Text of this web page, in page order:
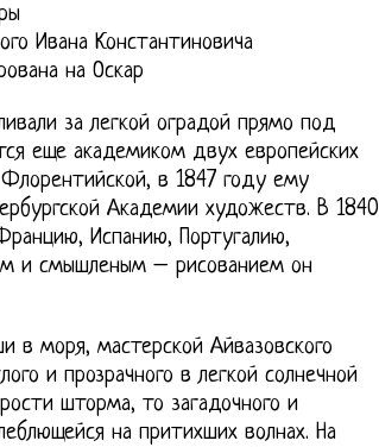
Ивана Константиновича
на Оскар
за легкой оградой прямо под
еще академиком двух европейских
в 1847 году ему
Академии художеств. В 1840
Испанию, Португалию,
и смышленым – рисованием он
моря, мастерской Айвазовского
и прозрачного в легкой солнечной
шторма, то загадочного и
на притихших волнах. На